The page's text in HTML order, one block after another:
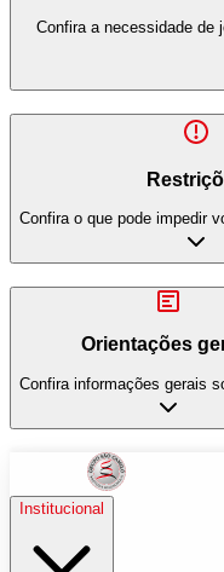
Confira a necessidade de
Confira o que pode impedir
Orientações
Confira informações gerais
Institucional